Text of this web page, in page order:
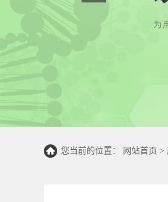
您当前的位置： 网站首页 >